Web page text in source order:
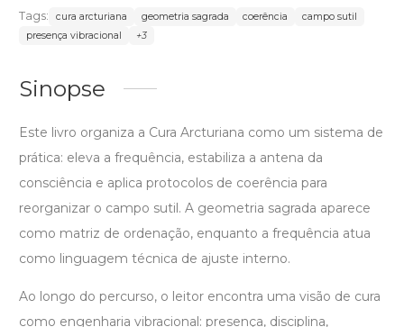
Tags: cura arcturiana geometria sagrada coerência
campo sutil
presença vibracional
+3
Sinopse
Este livro organiza a Cura Arcturiana como um sistema de
prática: eleva a frequência, estabiliza a antena da
consciência e aplica protocolos de coerência para
reorganizar o campo sutil. A geometria sagrada aparece
como matriz de ordenação, enquanto a frequência atua
como linguagem técnica de ajuste interno.
Ao longo do percurso, o leitor encontra uma visão de cura
como engenharia vibracional: presença, disciplina,